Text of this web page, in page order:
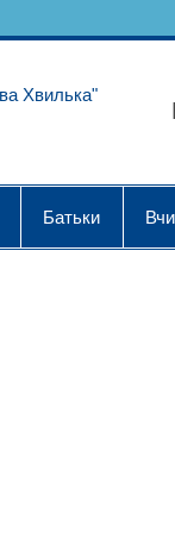
Батьки